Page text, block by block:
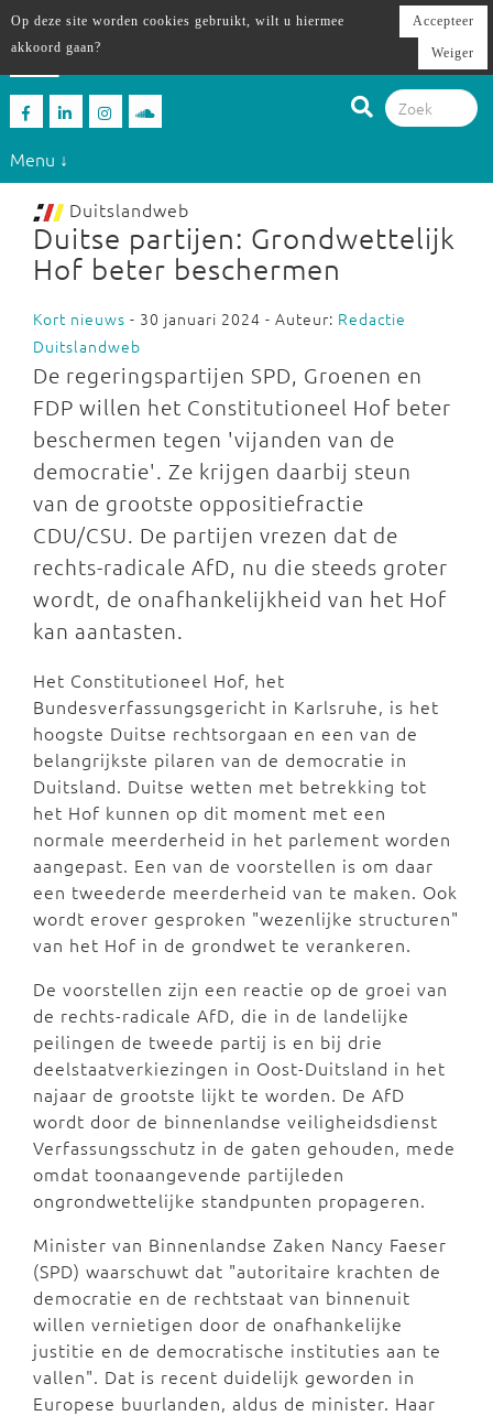
Menu ↓
Duitslandweb
Duitse partijen: Grondwettelijk
Hof beter beschermen
Kort nieuws - 30 januari 2024 - Auteur: Redactie
Duitslandweb
De regeringspartijen SPD, Groenen en
FDP willen het Constitutioneel Hof beter
beschermen tegen 'vijanden van de
democratie'. Ze krijgen daarbij steun
van de grootste oppositiefractie
CDU/CSU. De partijen vrezen dat de
rechts-radicale AfD, nu die steeds groter
wordt, de onafhankelijkheid van het Hof
kan aantasten.
Het Constitutioneel Hof, het
Bundesverfassungsgericht in Karlsruhe, is het
hoogste Duitse rechtsorgaan en een van de
belangrijkste pilaren van de democratie in
Duitsland. Duitse wetten met betrekking tot
het Hof kunnen op dit moment met een
normale meerderheid in het parlement worden
aangepast. Een van de voorstellen is om daar
een tweederde meerderheid van te maken. Ook
wordt erover gesproken "wezenlijke structuren"
van het Hof in de grondwet te verankeren.
De voorstellen zijn een reactie op de groei van
de rechts-radicale AfD, die in de landelijke
peilingen de tweede partij is en bij drie
deelstaatverkiezingen in Oost-Duitsland in het
najaar de grootste lijkt te worden. De AfD
wordt door de binnenlandse veiligheidsdienst
Verfassungsschutz in de gaten gehouden, mede
omdat toonaangevende partijleden
ongrondwettelijke standpunten propageren.
Minister van Binnenlandse Zaken Nancy Faeser
(SPD) waarschuwt dat "autoritaire krachten de
democratie en de rechtstaat van binnenuit
willen vernietigen door de onafhankelijke
justitie en de democratische instituties aan te
vallen". Dat is recent duidelijk geworden in
Europese buurlanden, aldus de minister. Haar
Op deze site worden cookies gebruikt, wilt u hiermee
akkoord gaan?
Accepteer
Weiger